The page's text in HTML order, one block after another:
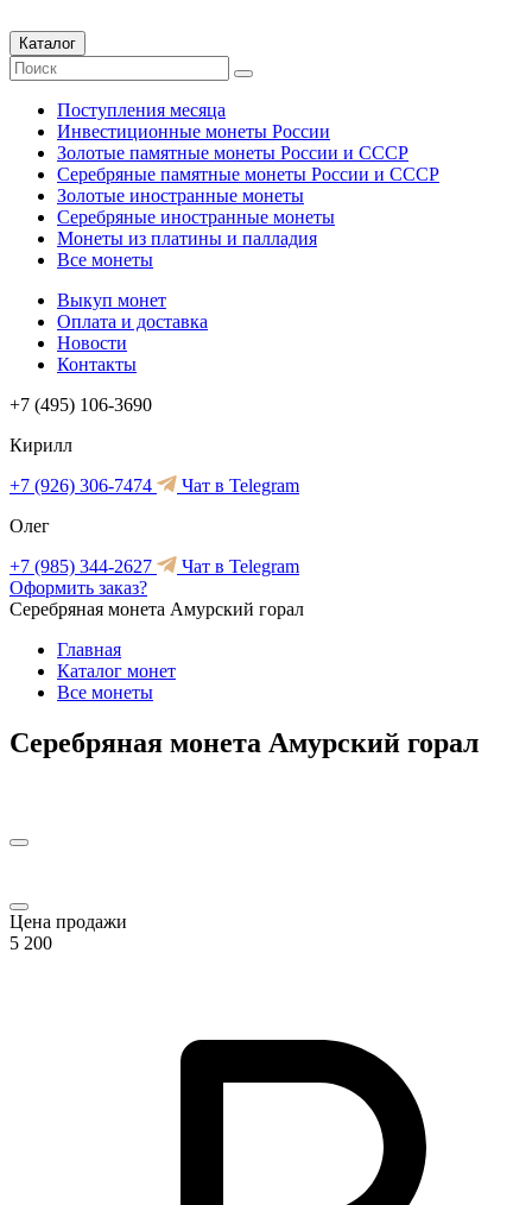
Каталог
Поступления месяца
Инвестиционные монеты России
Золотые памятные монеты России и СССР
Серебряные памятные монеты России и СССР
Золотые иностранные монеты
Серебряные иностранные монеты
Монеты из платины и палладия
Все монеты
Выкуп монет
Оплата и доставка
Новости
Контакты
+7 (495) 106-3690
Кирилл
+7 (926) 306-7474
Чат в Telegram
Олег
+7 (985) 344-2627
Чат в Telegram
Оформить заказ?
Серебряная монета Амурский горал
Главная
Каталог монет
Все монеты
Серебряная монета Амурский горал
Цена продажи
5 200